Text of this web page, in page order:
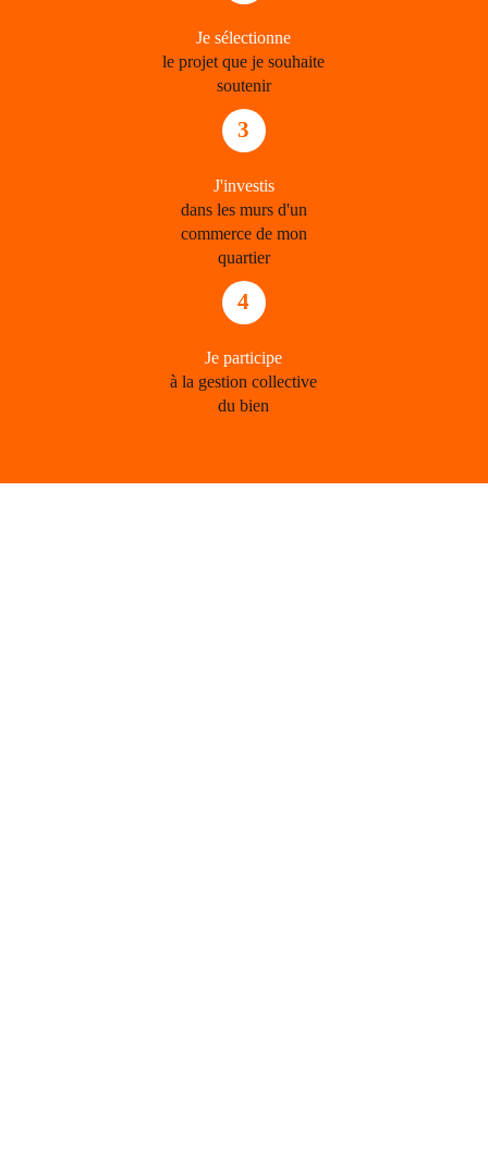
Je sélectionne
le projet que je souhaite
soutenir
3
J'investis
dans les murs d'un
commerce de mon
quartier
4
Je participe
à la gestion collective
du bien